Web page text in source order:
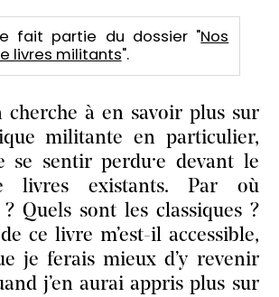
fait partie du dossier "Nos
livres militants".
cherche à en savoir plus sur
militante en particulier,
se sentir perdu·e devant le
livres existants. Par où
Quels sont les classiques ?
ce livre m’est-il accessible,
je ferais mieux d’y revenir
j’en aurai appris plus sur